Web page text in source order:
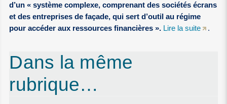
d’un « système complexe, comprenant des sociétés écrans
et des entreprises de façade, qui sert d’outil au régime
pour accéder aux ressources financières ». Lire la suite .
Dans la même
rubrique…